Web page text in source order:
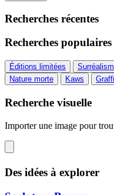
Recherches récentes
Recherches populaires
Éditions limitées
Nature morte
Kaws
Recherche visuelle
Importer une image pour
Des idées à explorer